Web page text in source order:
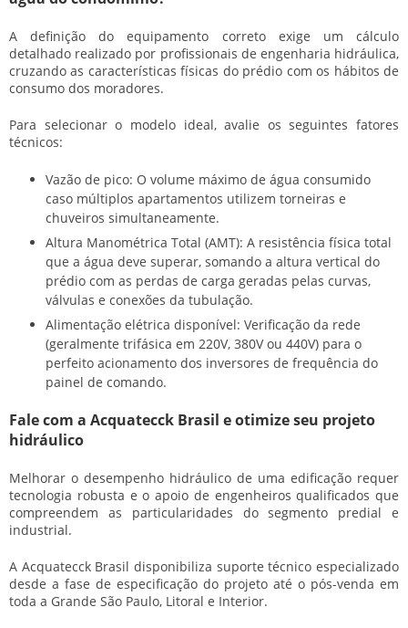
A definição do equipamento correto exige um cálculo
detalhado realizado por profissionais de engenharia hidráulica,
cruzando as características físicas do prédio com os hábitos de
consumo dos moradores.
Para selecionar o modelo ideal, avalie os seguintes fatores
técnicos:
Vazão de pico: O volume máximo de água consumido
caso múltiplos apartamentos utilizem torneiras e
chuveiros simultaneamente.
Altura Manométrica Total (AMT): A resistência física total
que a água deve superar, somando a altura vertical do
prédio com as perdas de carga geradas pelas curvas,
válvulas e conexões da tubulação.
Alimentação elétrica disponível: Verificação da rede
(geralmente trifásica em 220V, 380V ou 440V) para o
perfeito acionamento dos inversores de frequência do
painel de comando.
Fale com a Acquatecck Brasil e otimize seu projeto
hidráulico
Melhorar o desempenho hidráulico de uma edificação requer
tecnologia robusta e o apoio de engenheiros qualificados que
compreendem as particularidades do segmento predial e
industrial.
A Acquatecck Brasil disponibiliza suporte técnico especializado
desde a fase de especificação do projeto até o pós-venda em
toda a Grande São Paulo, Litoral e Interior.